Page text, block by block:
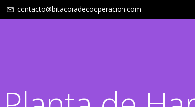
contacto@bitacoradecooperacion.com